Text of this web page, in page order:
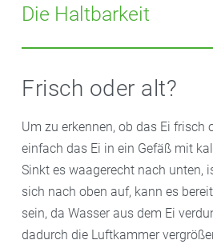
für ein deutsches Ei aus den
Thüringen. Die dritte bis sechste
für den jeweiligen Stall.
Bemalte Eier aus dem
versiegelt. Wenn sie muffig
einen Knacks hat, sollten sie
Bio-Qualität Wert legt, ist mit
Die Haltbarkeit
Generell gilt: Das
die Eier immer im Kühlschrank auf
nicht mehr, wenn sie muffig
beschädigt ist.
Frisch oder alt?
Um zu erkennen, ob das Ei frisch
einfach das Ei in ein Gefäß mit
Sinkt es waagerecht nach unten,
sich nach oben auf, kann es
sein, da Wasser aus dem Ei
dadurch die Luftkammer